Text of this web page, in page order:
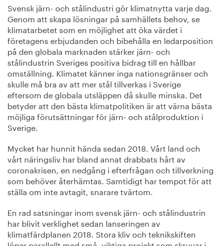
Svensk järn- och stålindustri gör klimatnytta varje dag.
Genom att skapa lösningar på samhällets behov, se
klimatarbetet som en möjlighet att öka värdet i
företagens erbjudanden och bibehålla en ledarposition
på den globala marknaden stärker järn- och
stålindustrin Sveriges positiva bidrag till en hållbar
omställning. Klimatet känner inga nationsgränser och
skulle må bra av att mer stål tillverkas i Sverige
eftersom de globala utsläppen då skulle minska. Det
betyder att den bästa klimatpolitiken är att värna bästa
möjliga förutsättningar för järn- och stålproduktion i
Sverige.
Mycket har hunnit hända sedan 2018. Vårt land och
vårt näringsliv har bland annat drabbats hårt av
coronakrisen, en nedgång i efterfrågan och tillverkning
som behöver återhämtas. Samtidigt har tempot för att
ställa om inte avtagit, snarare tvärtom.
En rad satsningar inom svensk järn- och stålindustrin
har blivit verklighet sedan lanseringen av
klimatfärdplanen 2018. Stora kliv och teknikskiften